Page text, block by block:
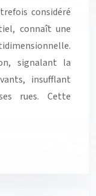
considéré
connaît une
signalant la
insufflant
rues. Cette